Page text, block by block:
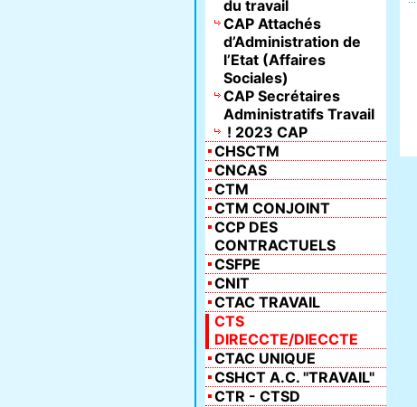
du travail
CAP Attachés
d’Administration de
l’Etat (Affaires
Sociales)
CAP Secrétaires
Administratifs Travail
! 2023 CAP
CHSCTM
CNCAS
CTM
CTM CONJOINT
CCP DES
CONTRACTUELS
CSFPE
CNIT
CTAC TRAVAIL
CTS
DIRECCTE/DIECCTE
CTAC UNIQUE
CSHCT A.C. "TRAVAIL"
CTR - CTSD